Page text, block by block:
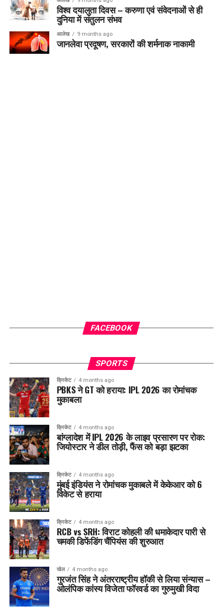
विश्व दयालुता दिवस – करुणा एवं संवेदनाओं से ही
दुनिया में संतुलन संभव
आलेख 9 months ago
जानलेवा प्रदूषण, सरकारों की शर्मनाक नाकामी
FACEBOOK
SPORTS
क्रिकेट 4 months ago
PBKS ने GT को हराया: IPL 2026 का रोमांचक
मुकाबला
क्रिकेट 4 months ago
बांग्लादेश में IPL 2026 के लाइव प्रसारण पर रोक:
जियोस्टार ने डील तोड़ी, फैंस को बड़ा झटका
क्रिकेट 4 months ago
मुंबई इंडियंस ने रोमांचक मुकाबले में केकेआर को 6
विकेट से हराया
क्रिकेट 4 months ago
RCB vs SRH: विराट कोहली की धमाकेदार पारी से
चमकी डिफेंडिंग चैंपियंस की शुरुआत
खेल 4 months ago
गुरजंत सिंह ने अंतरराष्ट्रीय हॉकी से लिया संन्यास –
ओलंपिक कांस्य विजेता फॉरवर्ड का गुरुमुखी विदा